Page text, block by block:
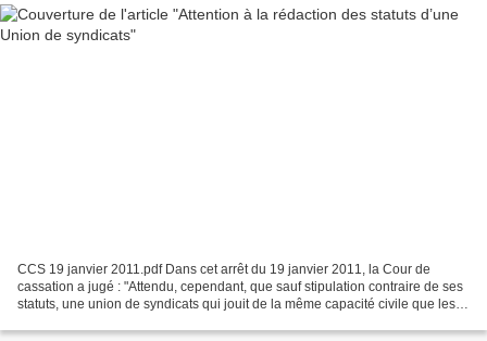
CCS 19 janvier 2011.pdf Dans cet arrêt du 19 janvier 2011, la Cour de
cassation a jugé : "Attendu, cependant, que sauf stipulation contraire de ses
statuts, une union de syndicats qui jouit de la même capacité civile que les